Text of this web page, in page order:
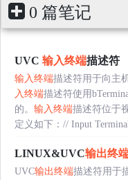
0 篇笔记
UVC 输入终端描述符
输入终端描述符用于向主
入终端描述符使用
的。 输入终端描述符位于
定义如下：// Input
LINUX&UVC输出终
UVC输出终端描述符用于